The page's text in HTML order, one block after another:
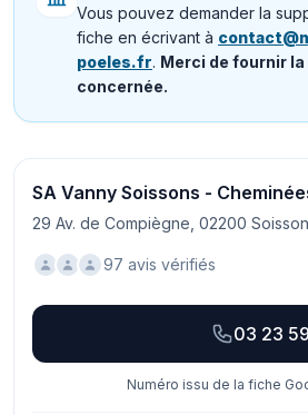
Vous pouvez demander la
fiche en écrivant à
poeles.fr. Merci de fournir
concernée.
SA Vanny Soissons -
29 Av. de Compiègne, 02200
97 avis vérifiés
03 23
Numéro issu de la fiche